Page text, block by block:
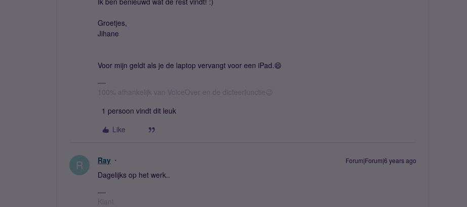
Groetjes,
Jihane
Voor mijn geldt als je de laptop vervangt voor een iPad.😄
100% afhankelijk van VoiceOver en de dicteerfunctie😉
1 persoon vindt dit leuk
Like
R Ray Forum|Forum|6 years ago
Dagelijks op het werk..
Klant